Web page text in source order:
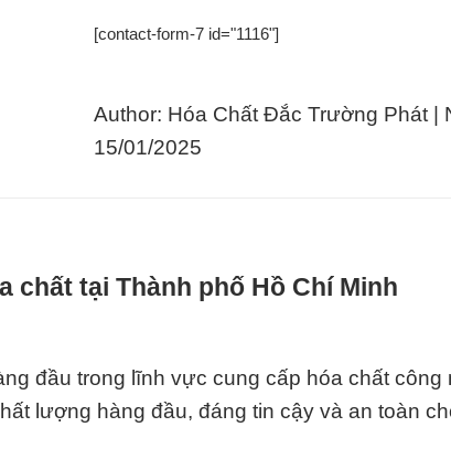
[contact-form-7 id="1116"]
Author: Hóa Chất Đắc Trường Phát |
15/01/2025
chất tại Thành phố Hồ Chí Minh
đầu trong lĩnh vực cung cấp hóa chất công
lượng hàng đầu, đáng tin cậy và an toàn